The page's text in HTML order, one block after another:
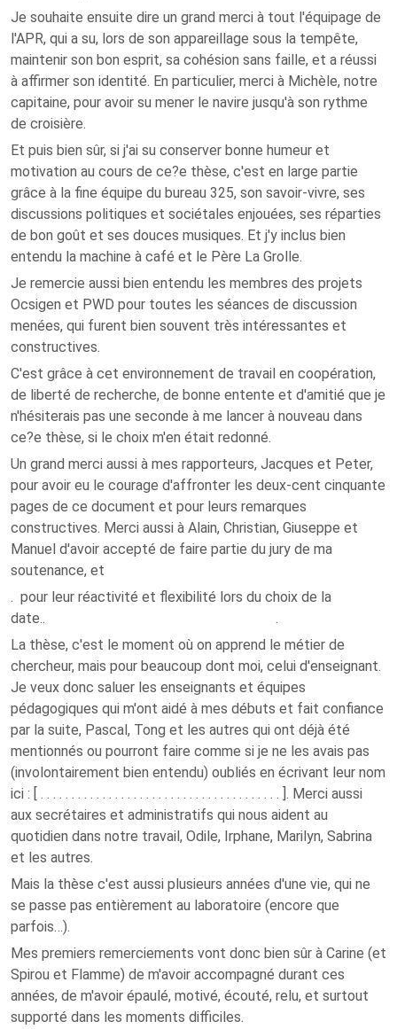
Je souhaite ensuite dire un grand merci à tout l'équipage de
l'APR, qui a su, lors de son appareillage sous la tempête,
maintenir son bon esprit, sa cohésion sans faille, et a réussi
à affirmer son identité. En particulier, merci à Michèle, notre
capitaine, pour avoir su mener le navire jusqu'à son rythme
de croisière.
Et puis bien sûr, si j'ai su conserver bonne humeur et
motivation au cours de ce?e thèse, c'est en large partie
grâce à la fine équipe du bureau 325, son savoir-vivre, ses
discussions politiques et sociétales enjouées, ses réparties
de bon goût et ses douces musiques. Et j'y inclus bien
entendu la machine à café et le Père La Grolle.
Je remercie aussi bien entendu les membres des projets
Ocsigen et PWD pour toutes les séances de discussion
menées, qui furent bien souvent très intéressantes et
constructives.
C'est grâce à cet environnement de travail en coopération,
de liberté de recherche, de bonne entente et d'amitié que je
n'hésiterais pas une seconde à me lancer à nouveau dans
ce?e thèse, si le choix m'en était redonné.
Un grand merci aussi à mes rapporteurs, Jacques et Peter,
pour avoir eu le courage d'affronter les deux-cent cinquante
pages de ce document et pour leurs remarques
constructives. Merci aussi à Alain, Christian, Giuseppe et
Manuel d'avoir accepté de faire partie du jury de ma
soutenance, et
. pour leur réactivité et flexibilité lors du choix de la
date.. .
La thèse, c'est le moment où on apprend le métier de
chercheur, mais pour beaucoup dont moi, celui d'enseignant.
Je veux donc saluer les enseignants et équipes
pédagogiques qui m'ont aidé à mes débuts et fait confiance
par la suite, Pascal, Tong et les autres qui ont déjà été
mentionnés ou pourront faire comme si je ne les avais pas
(involontairement bien entendu) oubliés en écrivant leur nom
ici : [ . . . . . . . . . . . . . . . . . . . . . . . . . . . . . . . . . . . . . . . ]. Merci aussi
aux secrétaires et administratifs qui nous aident au
quotidien dans notre travail, Odile, Irphane, Marilyn, Sabrina
et les autres.
Mais la thèse c'est aussi plusieurs années d'une vie, qui ne
se passe pas entièrement au laboratoire (encore que
parfois…).
Mes premiers remerciements vont donc bien sûr à Carine (et
Spirou et Flamme) de m'avoir accompagné durant ces
années, de m'avoir épaulé, motivé, écouté, relu, et surtout
supporté dans les moments difficiles.